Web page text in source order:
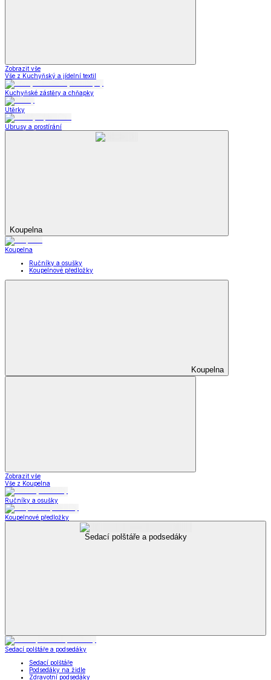
Zobrazit vše
Vše z Kuchyňský a jídelní textil
Kuchyňské zástěry a chňapky
Utěrky
Ubrusy a prostírání
Koupelna
Koupelna
Ručníky a osušky
Koupelnové předložky
Koupelna
Zobrazit vše
Vše z Koupelna
Ručníky a osušky
Koupelnové předložky
Sedací polštáře a podsedáky
Sedací polštáře a podsedáky
Sedací polštáře
Podsedáky na židle
Zdravotní podsedáky